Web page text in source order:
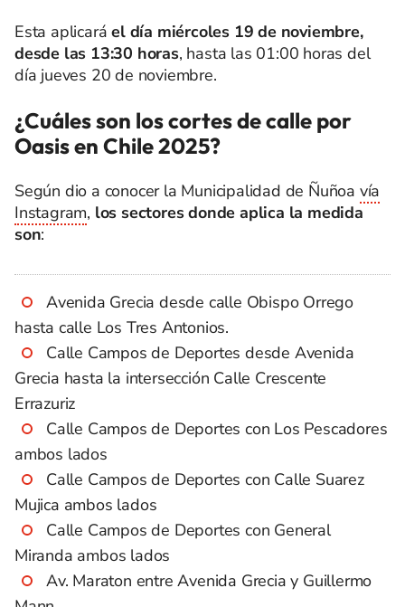
Esta aplicaráel día miércoles 19 de noviembre,
desde las 13:30 horas, hasta las 01:00 horas del
día jueves 20 de noviembre.
¿Cuáles son los cortes de calle por
Oasis en Chile 2025?
Según dio a conocer la Municipalidad de Ñuñoa vía
Instagram, los sectores donde aplica la medida
son:
Avenida Grecia desde calle Obispo Orrego
hasta calle Los Tres Antonios.
Calle Campos de Deportes desde Avenida
Grecia hasta la intersección Calle Crescente
Errazuriz
Calle Campos de Deportes con Los Pescadores
ambos lados
Calle Campos de Deportes con Calle Suarez
Mujica ambos lados
Calle Campos de Deportes con General
Miranda ambos lados
Av. Maraton entre Avenida Grecia y Guillermo